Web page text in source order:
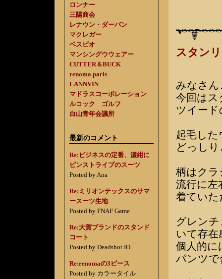
ロンナー
三陽商会
レナウン・ダーバン
マクレガー
ベスビオ
マンシングウウェアー
CUTTER＆BUCK
renoma paris
LANNVIN
マドラスコーポレーション
ルコック ゴルフ
白山青年会議所
最新のコメント
Re:ビジネスの定番、濃紺に
ピンストライプのスーツ
Posted by Ana
Re:ミリオンテックスのサマ
ースーツ生地
Posted by FNAF Game
Re:大賀ブランドのスタンド
コート
Posted by Deadshot IO
Re:renomaの3ピース
Posted by カラータイル
スタン
みなさ
今回はス
ツイー
起毛し
どっし
柄はク
流行に左
着てい
グレン
いて存在
個人的に
パンツ